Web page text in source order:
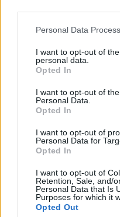
Personal Data
I want to opt-out of
personal data.
Opted In
I want to opt-out of
Personal Data.
Opted In
I want to opt-out of
Personal Data for
Opted In
I want to opt-out of
Retention, Sale, and/
Personal Data that Is
Purposes for which it
Opted Out
csökkent, az MSZP-é 1
köszönhetően a januári
támogatottság
A kisebb pártok között az
a januári 5%-os szintről 2...
KEDVES
A keresett cikk a
regisztrációhoz kötött.
Az előfizetés a
Portfolio.hu teljes